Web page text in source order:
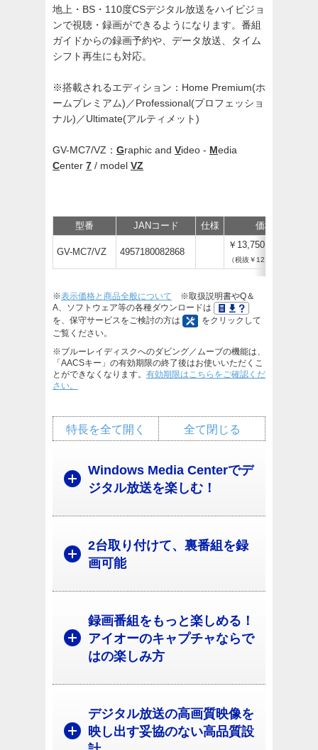
地上・BS・110度CSデジタル放送をハイビジョ
ンで視聴・録画ができるようになります。番組
ガイドからの録画予約や、データ放送、タイム
シフト再生にも対応。
※搭載されるエディション：Home Premium(ホ
ームプレミアム)／Professional(プロフェッショ
ナル)／Ultimate(アルティメット)
GV-MC7/VZ： Graphic and Video - Media
Center 7 / model VZ
型番 JANコード 仕様 価格
GV-MC7/VZ 4957180082868
￥13,750
（税抜￥12,500）
※表示価格と商品全般について ※取扱説明書やQ＆
A、ソフトウェア等の各種ダウンロードは
を、保守サービスをご検討の方は
をクリックして
ご覧ください。
※ブルーレイディスクへのダビング／ムーブの機能は、
「AACSキー」の有効期限の終了後はお使いいただくこ
とができなくなります。 有効期限はこちらをご確認くだ
さい。
全て閉じる
特長を全て開く
Windows Media Centerでデ
ジタル放送を楽しむ！
2台取り付けて、裏番組を録
画可能
録画番組をもっと楽しめる！
アイオーのキャプチャならで
はの楽しみ方
デジタル放送の高画質映像を
映し出す妥協のない高品質設